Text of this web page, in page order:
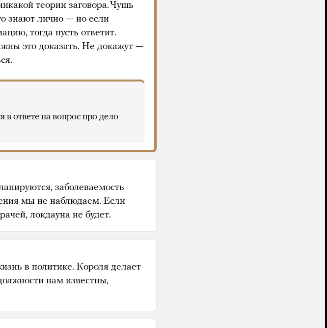
теории заговора. Чушь
знают лично — но если
тогда пусть ответит.
это доказать. Не докажут —
ответе на вопрос про дело
заболеваемость
мы не наблюдаем. Если
локдауна не будет.
в политике. Короля делает
нам известны,